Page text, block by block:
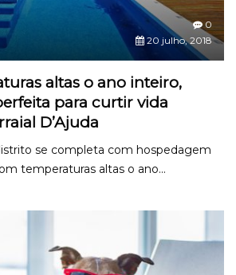
0
20 julho, 2018
altas o ano inteiro,
para curtir vida
D’Ajuda
se completa com hospedagem
temperaturas altas o ano...